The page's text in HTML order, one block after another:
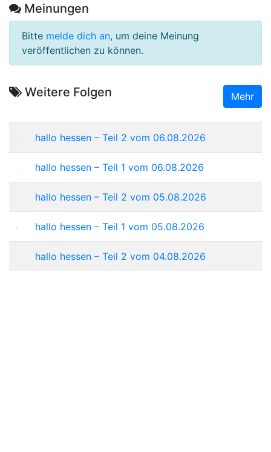
Meinungen
Bitte melde dich an, um deine Meinung
veröffentlichen zu können.
Weitere Folgen Mehr
hallo hessen – Teil 2 vom 06.08.2026
hallo hessen – Teil 1 vom 06.08.2026
hallo hessen – Teil 2 vom 05.08.2026
hallo hessen – Teil 1 vom 05.08.2026
hallo hessen – Teil 2 vom 04.08.2026